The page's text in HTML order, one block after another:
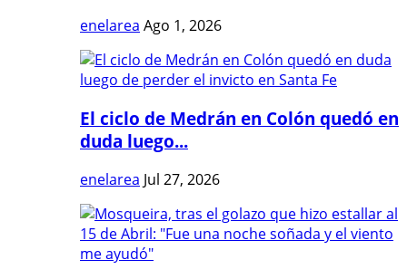
enelarea Ago 1, 2026
El ciclo de Medrán en Colón quedó en
duda luego...
enelarea Jul 27, 2026